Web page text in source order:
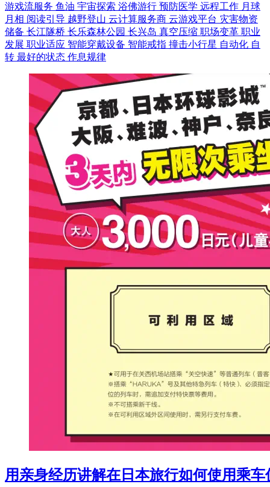
游戏流服务 鱼油 宇宙探索 浴佛游行 预防医学 远程工作 月球
月相 阅读引导 越野登山 云计算服务商 云游戏平台 灾害物资
储备 长江隧桥 长乐森林公园 长兴岛 真空压缩 职场变革 职业
发展 职业适应 智能穿戴设备 智能戒指 撞击小行星 自动化 自
转 最好的状态 作息规律
用亲身经历讲解在日本旅行如何使用乘